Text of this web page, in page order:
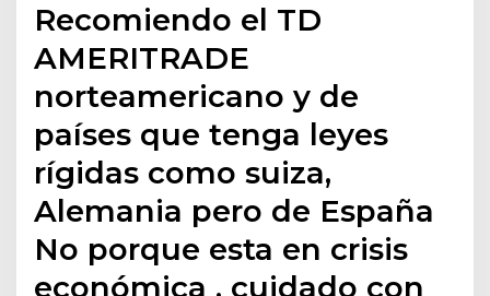
Recomiendo el TD
AMERITRADE
norteamericano y de
países que tenga leyes
rígidas como suiza,
Alemania pero de España
No porque esta en crisis
económica , cuidado con